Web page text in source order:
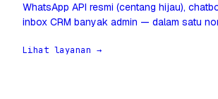
WhatsApp API resmi (centang hijau),
inbox CRM banyak admin — dalam satu
Lihat layanan →